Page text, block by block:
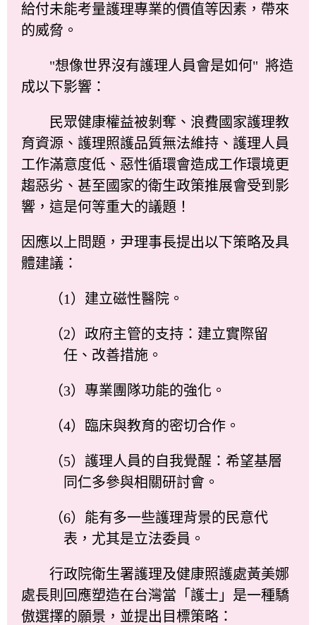
給付未能考量護理專業的價值等因素，帶來
的威脅。
"想像世界沒有護理人員會是如何" 將造
成以下影響：
民眾健康權益被剝奪、浪費國家護理教
育資源、護理照護品質無法維持、護理人員
工作滿意度低、惡性循環會造成工作環境更
趨惡劣、甚至國家的衛生政策推展會受到影
響，這是何等重大的議題！
因應以上問題，尹理事長提出以下策略及具
體建議：
（1）建立磁性醫院。
（2）政府主管的支持：建立實際留
任、改善措施。
（3）專業團隊功能的強化。
（4）臨床與教育的密切合作。
（5）護理人員的自我覺醒：希望基層
同仁多參與相關研討會。
（6）能有多一些護理背景的民意代
表，尤其是立法委員。
行政院衛生署護理及健康照護處黃美娜
處長則回應塑造在台灣當「護士」是一種驕
傲選擇的願景，並提出目標策略：